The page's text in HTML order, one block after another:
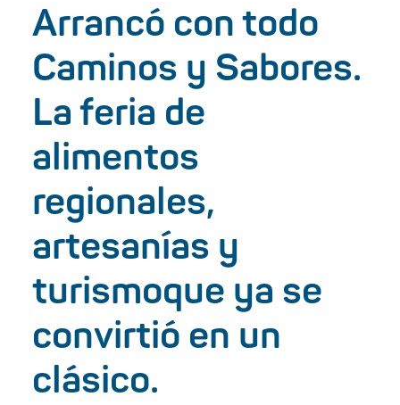
Arrancó con todo
Caminos y Sabores.
La feria de
alimentos
regionales,
artesanías y
turismoque ya se
convirtió en un
clásico.